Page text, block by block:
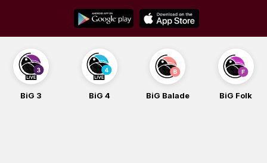
content
BiG 3 BiG 4 BiG Balade BiG Folk